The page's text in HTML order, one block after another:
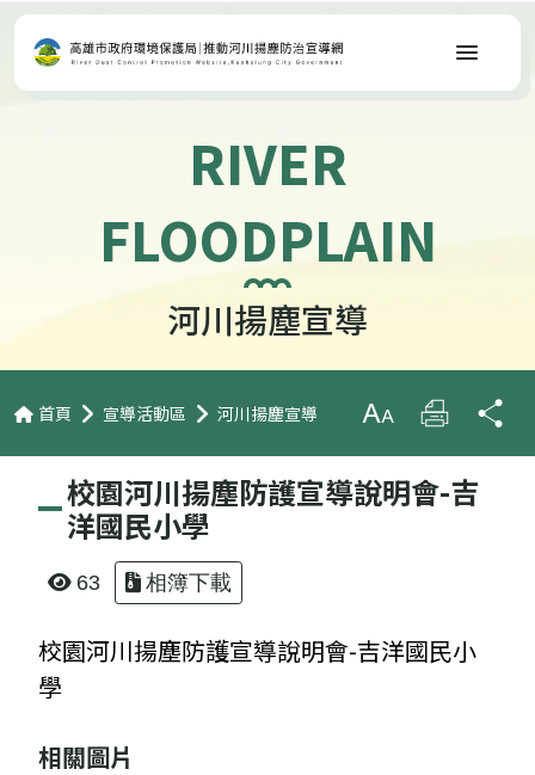
選單
RIVER
FLOODPLAIN
河川揚塵宣導
首頁 宣導活動區 河川揚塵宣導
放大字級
列印 分
校園河川揚塵防護宣導說明會-吉
洋國民小學
63 相簿下載
校園河川揚塵防護宣導說明會-吉洋國民小
學
相關圖片